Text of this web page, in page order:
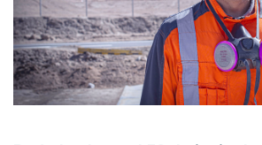
Innovación
Inversionistas
Prensa